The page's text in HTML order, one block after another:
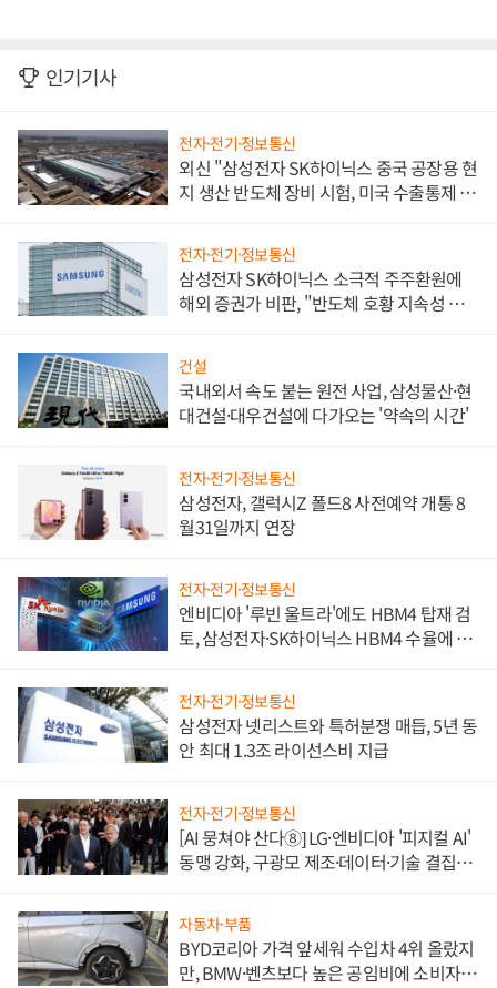
인기기사
전자·전기·정보통신
외신 "삼성전자 SK하이닉스 중국 공장용 현
지 생산 반도체 장비 시험, 미국 수출통제 대
전자·전기·정보통신
삼성전자 SK하이닉스 소극적 주주환원에
해외 증권가 비판, "반도체 호황 지속성 의
건설
국내외서 속도 붙는 원전 사업, 삼성물산·현
대건설·대우건설에 다가오는 '약속의 시간'
전자·전기·정보통신
삼성전자, 갤럭시Z 폴드8 사전예약 개통 8
월31일까지 연장
전자·전기·정보통신
엔비디아 '루빈 울트라'에도 HBM4 탑재 검
토, 삼성전자·SK하이닉스 HBM4 수율에 주
전자·전기·정보통신
삼성전자 넷리스트와 특허분쟁 매듭, 5년 동
안 최대 1.3조 라이선스비 지급
전자·전기·정보통신
[AI 뭉쳐야 산다⑧] LG·엔비디아 '피지컬 AI'
동맹 강화, 구광모 제조·데이터·기술 결집
자동차·부품
BYD코리아 가격 앞세워 수입차 4위 올랐지
만, BMW·벤츠보다 높은 공임비에 소비자